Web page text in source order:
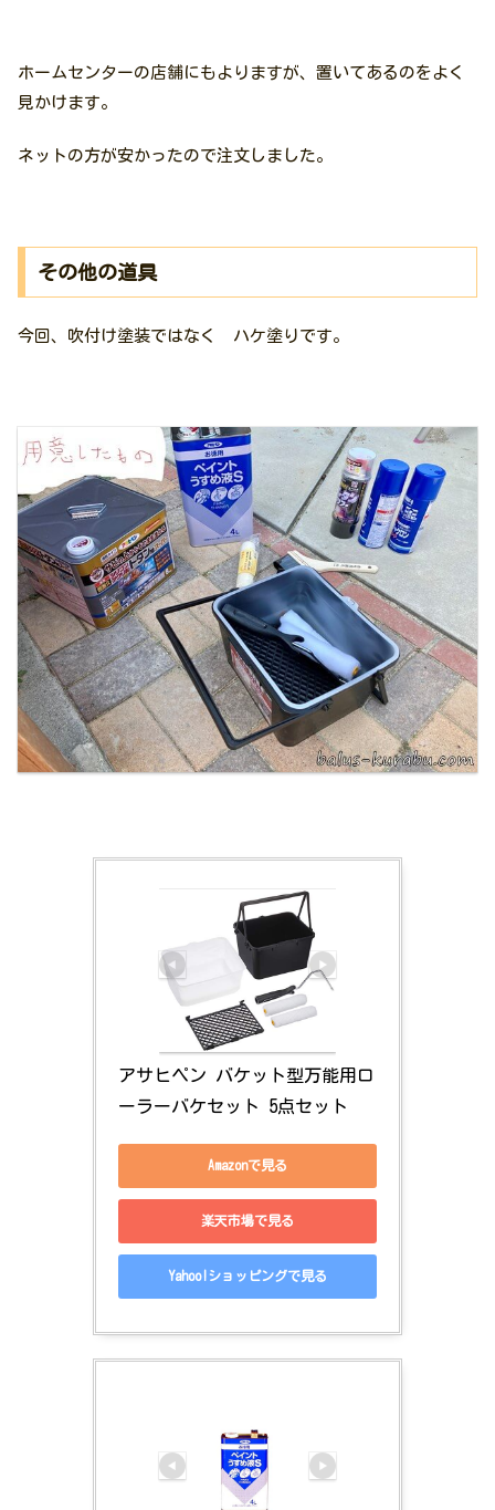
ホームセンターの店舗にもよりますが、置いてあるのをよく
見かけます。
ネットの方が安かったので注文しました。
その他の道具
今回、吹付け塗装ではなく ハケ塗りです。
アサヒペン バケット型万能用ロ
ーラーバケセット 5点セット
Amazonで見る
楽天市場で見る
Yahoo!ショッピングで見る